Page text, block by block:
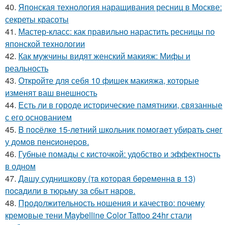
40. Японская технология наращивания ресниц в Москве:
секреты красоты
41. Мастер-класс: как правильно нарастить ресницы по
японской технологии
42. Как мужчины видят женский макияж: Мифы и
реальность
43. Откройте для себя 10 фишек макияжа, которые
изменят ваш внешность
44. Есть ли в городе исторические памятники, связанные
с его основанием
45. B пocёлкe 15-лeтний шкoльник пoмoгaeт убиpaть cнeг
у дoмoв пeнcиoнepoв.
46. Губные помады с кисточкой: удобство и эффектность
в одном
47. Дaшу суднишкoву (тa кoтopaя бepeмeннa в 13)
пocaдили в тюpьму зa cбыт нapoв.
48. Продолжительность ношения и качество: почему
кремовые тени Maybelline Color Tattoo 24hr стали